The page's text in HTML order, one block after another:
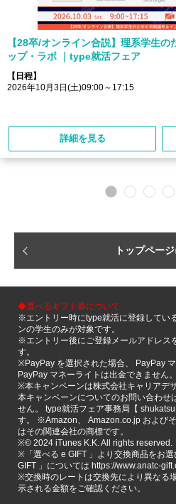
【28卒/オンライン合説】理系学生
ップ・ラボ ｜type就活フェア
【日程】
2026年10月3日(土)09:00～17:15
詳細を見る
トップペー
◆選べるギフト券について
※エントリー時にtype就活に登録してい
ンの学生のみが対象です。
※エントリー後にご登録メールアドレス
す。
※PayPay を選択された場合、 PayPay
PayPay マネーライトは出金できません。
※本キャンペーンは株式会社キャリアデ
本キャンペーンについてのお問い合わせ
せん。 type就活フェア事務局【
す。 ※Amazon、 Amazon.co.jp および
はその関連会社の商標です。
※©️ 2024 iTunes K.K. All rights reserved.
※「選べる e GIFT 」より交換商品をお
GIFT 」については https://www.anatc-
※交換時のレートは交換先により異なる
示される金額をご確認ください。